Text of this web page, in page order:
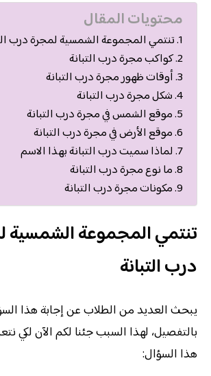
محتويات المقال
تنتمي المجموعة الشمسية لمجرة درب
كواكب مجرة درب التبانة
أوقات ظهور مجرة درب التبانة
شكل مجرة درب التبانة
موقع الشمس في مجرة درب التبانة
موقع الأرض في مجرة درب التبانة
لماذا سميت درب التبانة بهذا الاسم
ما نوع مجرة درب التبانة
مكونات مجرة درب التبانة
تنتمي المجموعة الشمسية
درب التبانة
يبحث العديد من الطلاب عن إجابة هذا
بالتفصيل، لهذا السبب جئنا لكم الآن لكي
هذا السؤال: